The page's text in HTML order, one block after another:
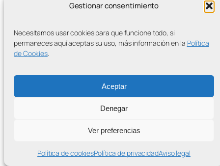
Gestionar consentimiento
Necesitamos usar cookies para que funcione todo, si
permaneces aquí aceptas su uso, más información en la Política
de Cookies.
Aceptar
Denegar
Ver preferencias
Política de cookiesPolítica de privacidadAviso legal
MÁS ENTRADAS
Contra la Criminalización de la Protesta Climática
Proudly powered byWordPress